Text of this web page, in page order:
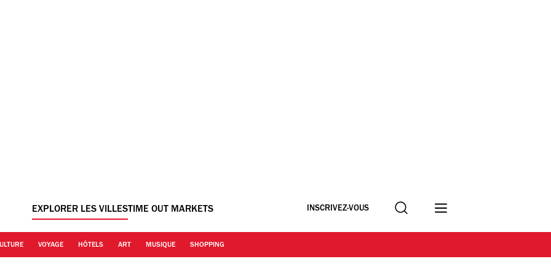
EXPLORER LES VILLESTIME OUT MARKETS INSCRIVEZ-VOUS Recherche
VOYAGE HÔTELS ART MUSIQUE SHOPPING